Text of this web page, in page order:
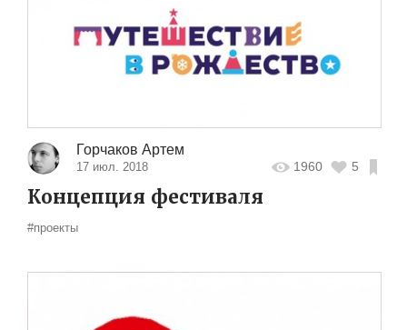
Горчаков Артем
17 июл. 2018 1960 5
Концепция фестиваля
#проекты